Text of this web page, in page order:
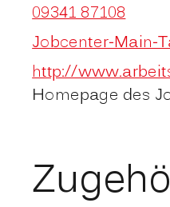
09341 87108
Jobcenter-Main-
http://
Homepage des